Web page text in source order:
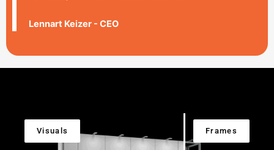
Lennart Keizer - CEO